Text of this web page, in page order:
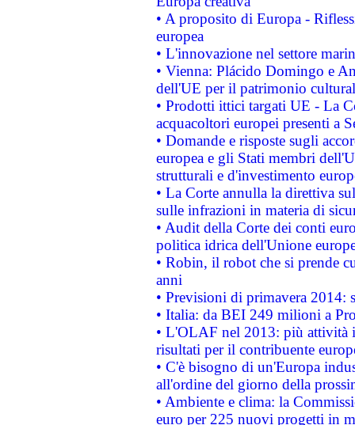
• A proposito di Europa -
europea
• L'innovazione nel settore
• Vienna: Plácido Domingo e
dell'UE per il patrimonio
• Prodotti ittici targati UE - La
acquacoltori europei presenti a
• Domande e risposte sugli
europea e gli Stati membri
strutturali e d'investimento
• La Corte annulla la direttiva
sulle infrazioni in materia di
• Audit della Corte dei conti
politica idrica dell'Unione
• Robin, il robot che si prende
anni
• Previsioni di primavera 2014:
• Italia: da BEI 249 milioni a
• L'OLAF nel 2013: più attività
risultati per il contribuente
• C'è bisogno di un'Europa
all'ordine del giorno della
• Ambiente e clima: la
euro per 225 nuovi progetti in